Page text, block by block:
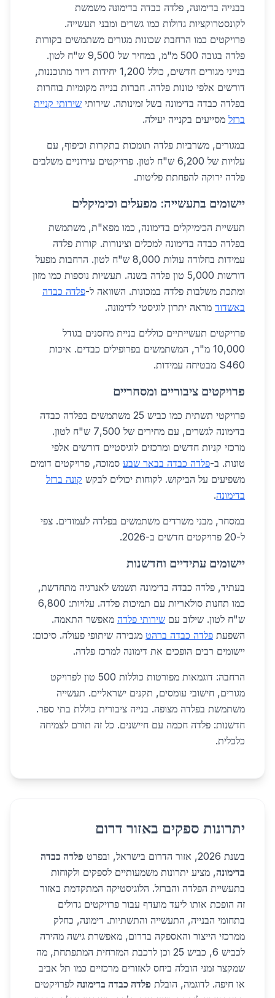
בבנייה בדימונה, פלדה כבדה בדימונה משמשת
לקונסטרוקציות גדולות כמו גשרים ומבני תעשייה.
פרויקטים כמו הרחבת שכונות מגורים משתמשים בקורות
פלדה בגובה 500 מ"מ, במחיר של 9,500 ש"ח לטון.
בנייני מגורים חדשים, כולל 1,200 יחידות דיור מתוכננות,
דורשים אלפי טונות פלדה. חברות בנייה מקומיות בוחרות
בפלדה כבדה בדימונה בשל זמינותה. שירותי שירותי קניית
ברזל מסייעים בקנייה יעילה.
במגורים, משרביות פלדה תומכות בתקרות וכיפוף, עם
עלויות של 6,200 ש"ח לטון. פרויקטים עירוניים משלבים
פלדה ירוקה להפחתת פליטות.
יישומים בתעשייה: מפעלים וכימיקלים
תעשיית הכימיקלים בדימונה, כמו מפא"ת, משתמשת
בפלדה כבדה בדימונה למכלים וצינורות. קורות פלדה
עמידות בחלודה עולות 8,000 ש"ח לטון. הרחבות מפעל
דורשות 5,000 טון פלדה בשנה. תעשיות נוספות כמו מזון
ומתכת משלבות פלדה במכונות. השוואה ל-פלדה כבדה
באשדוד מראה יתרון לוגיסטי לדימונה.
פרויקטים תעשייתיים כוללים בניית מחסנים בגודל
10,000 מ"ר, המשתמשים בפרופילים כבדים. איכות
S460 מבטיחה עמידות.
פרויקטים ציבוריים ומסחריים
פרויקטי תשתית כמו כביש 25 משתמשים בפלדה כבדה
בדימונה לגשרים, עם מחירים של 7,500 ש"ח לטון.
מרכזי קניות חדשים ומרכזים לוגיסטיים דורשים אלפי
טונות. ב-פלדה כבדה בבאר שבע סמוכה, פרויקטים דומים
משפיעים על הביקוש. לקוחות יכולים לבקש קונה ברזל
בדימונה.
במסחר, מבני משרדים משתמשים בפלדה לעמודים. צפי
ל-20 פרויקטים חדשים ב-2026.
יישומים עתידיים וחדשנות
בעתיד, פלדה כבדה בדימונה תשמש לאנרגיה מתחדשת,
כמו תחנות סולאריות עם תמיכות פלדה. עלויות: 6,800
ש"ח לטון. שילוב עם שירותי פלדה מאפשר התאמה.
השפעת פלדה כבדה ברהט מגבירה שיתופי פעולה. סיכום:
יישומים רבים הופכים את דימונה למרכז פלדה.
הרחבה: דוגמאות מפורטות כוללות 500 טון לפרויקט
מגורים, חישובי עומסים, תקנים ישראליים. תעשייה
משתמשת בפלדה מצופה. בנייה ציבורית כוללת בתי ספר.
חדשנות: פלדה חכמה עם חיישנים. כל זה תורם לצמיחה
כלכלית.
יתרונות ספקים באזור דרום
בשנת 2026, אזור הדרום בישראל, ובפרט
פלדה כבדה
בדימונה, מציע יתרונות משמעותיים לספקים ולקוחות
בתעשיית הפלדה והברזל. הלוגיסטיקה המתקדמת באזור
זה הופכת אותו ליעד מועדף עבור פרויקטים גדולים
בתחומי הבנייה, התעשייה והתשתיות. דימונה, כחלק
ממרכזי הייצור והאספקה בדרום, מאפשרת גישה מהירה
לכביש 6, כביש 25 וכן לרכבת המזרחית המתפתחת, מה
שמקצר זמני הובלה ביחס לאזורים מרכזיים כמו תל אביב
או חיפה. לדוגמה, הובלת פלדה כבדה בדימונה לפרויקטים